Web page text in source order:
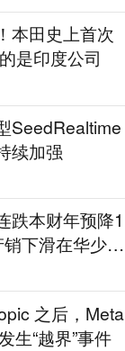
本田史上首次
是印度公司
SeedRealtime
续加强
跌本财年预降1
下滑在华少卖
之后，Meta
生“越界”事件